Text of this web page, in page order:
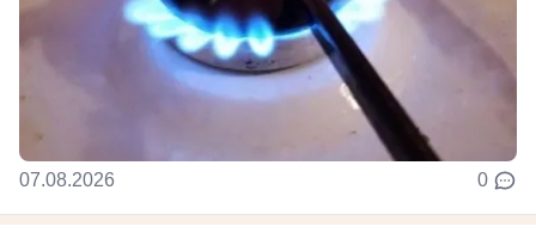
07.08.2026 0